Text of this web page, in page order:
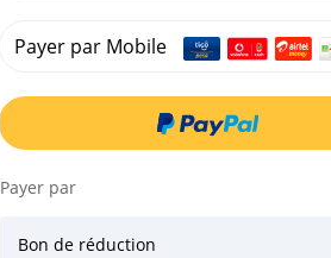
Payer par Mobile
Payer par
Bon de réduction